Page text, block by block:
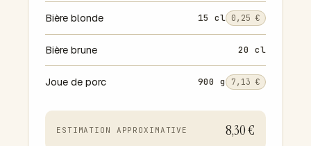
Bière blonde 15 cl 0,25 €
Bière brune 20 cl
Joue de porc 900 g 7,13 €
ESTIMATION APPROXIMATIVE 8,30 €